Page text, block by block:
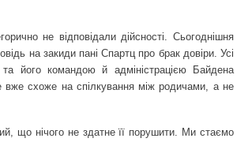
не відповідали дійсності. Сьогоднішня
на закиди пані Спартц про брак довіри. Усі
його командою й адміністрацією Байдена
вже схоже на спілкування між родичами, а не
що нічого не здатне її порушити. Ми стаємо